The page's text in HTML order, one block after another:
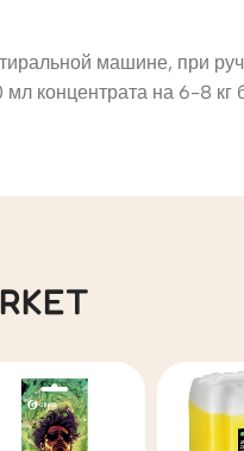
машине, при
концентрата на 6-8 кг